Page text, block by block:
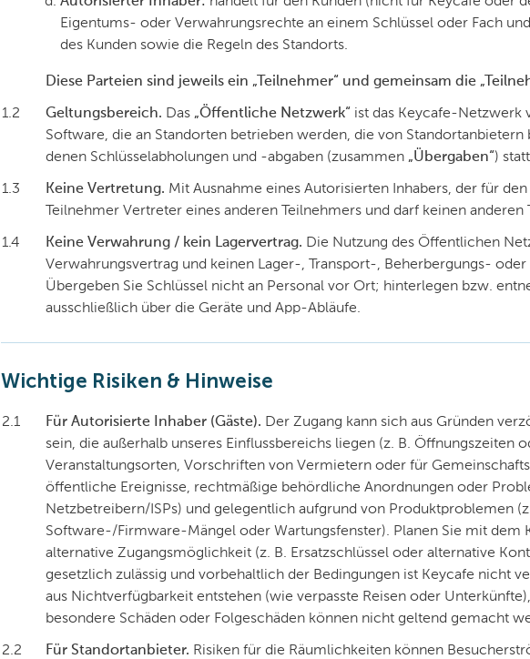
Eigentums- oder Verwahrungsrechte an einem Schlüssel oder Fach
des Kunden sowie die Regeln des Standorts.
Diese Parteien sind jeweils ein „Teilnehmer“ und gemeinsam die
1.2 Geltungsbereich. Das „Öffentliche Netzwerk“ ist das Keycafe-Netzwerk
Software, die an Standorten betrieben werden, die von
denen Schlüsselabholungen und -abgaben (zusammen „Übergaben“)
1.3 Keine Vertretung. Mit Ausnahme eines Autorisierten Inhabers, der für
Teilnehmer Vertreter eines anderen Teilnehmers und darf keinen
1.4 Keine Verwahrung / kein Lagervertrag. Die Nutzung des Öffentlichen
Verwahrungsvertrag und keinen Lager-, Transport-, Beherbergungs-
Übergeben Sie Schlüssel nicht an Personal vor Ort; hinterlegen bzw.
ausschließlich über die Geräte und App-Abläufe.
Wichtige Risiken & Hinweise
2.1 Für Autorisierte Inhaber (Gäste). Der Zugang kann sich aus Gründen
sein, die außerhalb unseres Einflussbereichs liegen (z. B. Öffnungszeiten
Veranstaltungsorten, Vorschriften von Vermietern oder für
öffentliche Ereignisse, rechtmäßige behördliche Anordnungen oder
Netzbetreibern/ISPs) und gelegentlich aufgrund von Produktproblemen
Software-/Firmware-Mängel oder Wartungsfenster). Planen Sie mit dem
alternative Zugangsmöglichkeit (z. B. Ersatzschlüssel oder alternative
gesetzlich zulässig und vorbehaltlich der Bedingungen ist Keycafe nicht
aus Nichtverfügbarkeit entstehen (wie verpasste Reisen oder
besondere Schäden oder Folgeschäden können nicht geltend gemacht
2.2 Für Standortanbieter. Risiken für die Räumlichkeiten können